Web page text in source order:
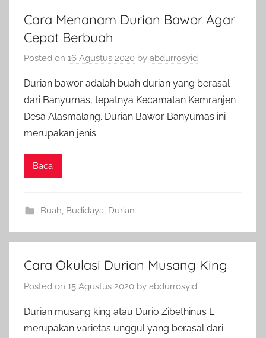
Cara Menanam Durian Bawor Agar
Cepat Berbuah
Posted on 16 Agustus 2020 by abdurrosyid
Durian bawor adalah buah durian yang berasal
dari Banyumas, tepatnya Kecamatan Kemranjen
Desa Alasmalang. Durian Bawor Banyumas ini
merupakan jenis
Baca
Buah, Budidaya, Durian
Cara Okulasi Durian Musang King
Posted on 15 Agustus 2020 by abdurrosyid
Durian musang king atau Durio Zibethinus L
merupakan varietas unggul yang berasal dari